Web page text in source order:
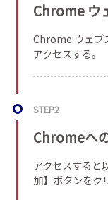
Chrome ウ
Chrome ウェブ
アクセスする。
STEP2
Chromeへ
アクセスすると
加】ボタンをク